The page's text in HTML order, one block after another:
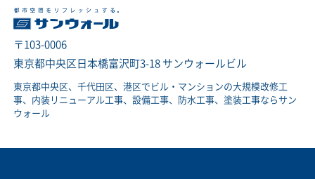
〒103-0006
東京都中央区日本橋富沢町3-18 サンウォールビル
東京都中央区、千代田区、港区でビル・マンションの大規模改修工
事、内装リニューアル工事、設備工事、防水工事、塗装工事ならサン
ウォール